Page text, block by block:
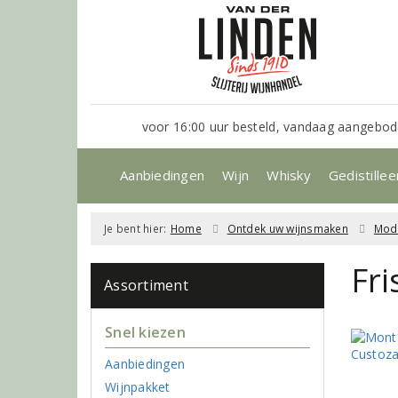
voor 16:00 uur besteld, vandaag
Aanbiedingen Wijn Whisky
Je bent hier: Home Ontdek uw wijnsmaken
Assortiment
Snel kiezen
Aanbiedingen
Wijnpakket